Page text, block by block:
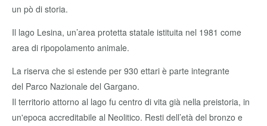
un pò di storia.
Il lago Lesina, un’area protetta statale istituita nel 1981 come
area di ripopolamento animale.
La riserva che si estende per 930 ettari è parte integrante
del Parco Nazionale del Gargano.
Il territorio attorno al lago fu centro di vita già nella preistoria, in
un'epoca accreditabile al Neolitico. Resti dell’età del bronzo e